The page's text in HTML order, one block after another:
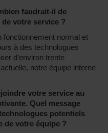
faudrait-il de
votre service ?
fonctionnement normal et
à des technologues
d’environ trente
notre équipe interne
votre service au
Quel message
potentiels
de votre équipe ?